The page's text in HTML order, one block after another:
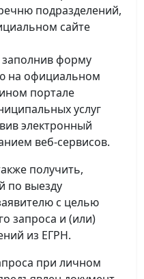
подразделений,
сайте
форму
на официальном
портале
услуг
электронный
веб-сервисов.
получить,
по выезду
с целью
запроса и (или)
из ЕГРН.
при личном